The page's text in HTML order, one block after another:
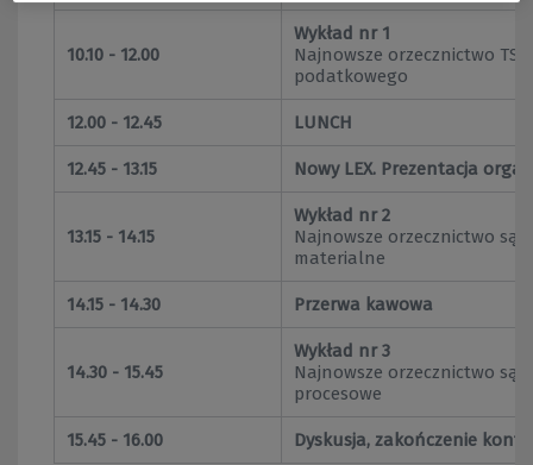
10.10 - 12.00
Wykład nr 1
Najnowsze orzecznictwo
podatkowego
12.00 - 12.45 LUNCH
12.45 - 13.15 Nowy LEX. Prezentacja
13.15 - 14.15
Wykład nr 2
Najnowsze orzecznictwo
materialne
14.15 - 14.30 Przerwa kawowa
14.30 - 15.45
Wykład nr 3
Najnowsze orzecznictwo
procesowe
15.45 - 16.00 Dyskusja, zakończenie